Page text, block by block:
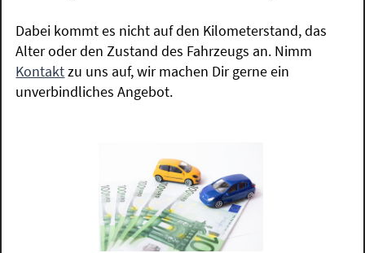
Dabei kommt es nicht auf den Kilometerstand, das
Alter oder den Zustand des Fahrzeugs an. Nimm
Kontaktzu uns auf, wir machen Dir gerne ein
unverbindliches Angebot.